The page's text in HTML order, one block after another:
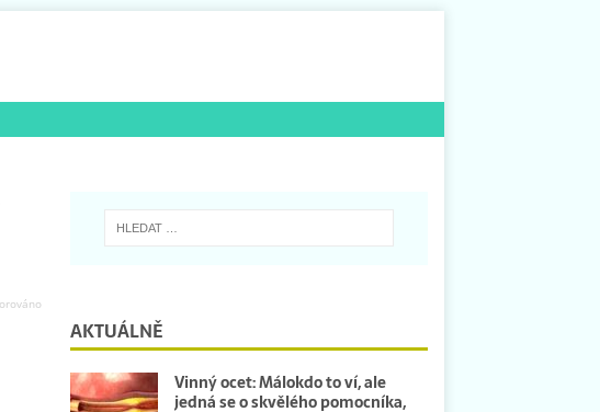
AKTUÁLNĚ
Vinný ocet: Málokdo to ví, ale
jedná se o skvělého pomocníka,